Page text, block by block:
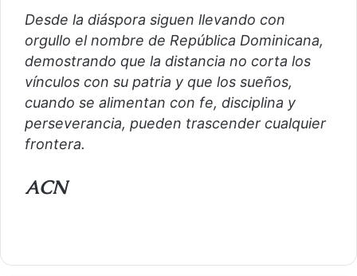
Desde la diáspora siguen llevando con
orgullo el nombre de República Dominicana,
demostrando que la distancia no corta los
vínculos con su patria y que los sueños,
cuando se alimentan con fe, disciplina y
perseverancia, pueden trascender cualquier
frontera.
ACN